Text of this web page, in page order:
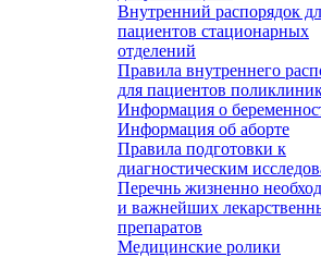
Внутренний распорядок
пациентов стационарных
отделений
Правила внутреннего
для пациентов
Информация о
Информация об аборте
Правила подготовки к
диагностическим
Перечнь жизненно
и важнейших
препаратов
Медицинские ролики